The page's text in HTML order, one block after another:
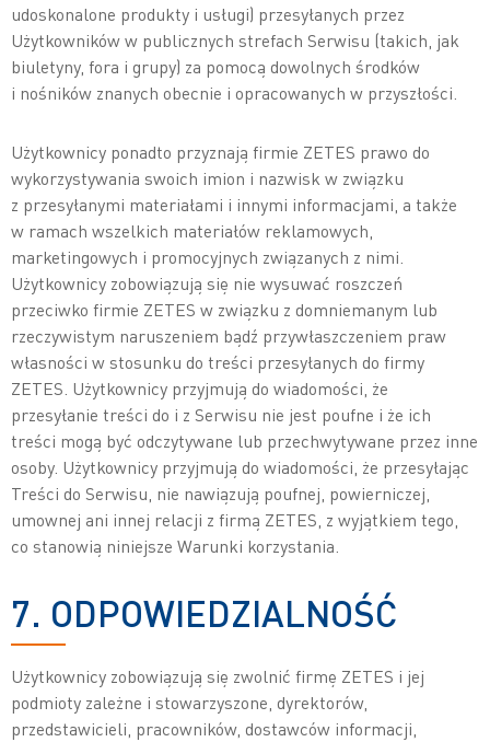
udoskonalone produkty i usługi) przesyłanych przez
Użytkowników w publicznych strefach Serwisu (takich, jak
biuletyny, fora i grupy) za pomocą dowolnych środków
i nośników znanych obecnie i opracowanych w przyszłości.
Użytkownicy ponadto przyznają firmie ZETES prawo do
wykorzystywania swoich imion i nazwisk w związku
z przesyłanymi materiałami i innymi informacjami, a także
w ramach wszelkich materiałów reklamowych,
marketingowych i promocyjnych związanych z nimi.
Użytkownicy zobowiązują się nie wysuwać roszczeń
przeciwko firmie ZETES w związku z domniemanym lub
rzeczywistym naruszeniem bądź przywłaszczeniem praw
własności w stosunku do treści przesyłanych do firmy
ZETES. Użytkownicy przyjmują do wiadomości, że
przesyłanie treści do i z Serwisu nie jest poufne i że ich
treści mogą być odczytywane lub przechwytywane przez inne
osoby. Użytkownicy przyjmują do wiadomości, że przesyłając
Treści do Serwisu, nie nawiązują poufnej, powierniczej,
umownej ani innej relacji z firmą ZETES, z wyjątkiem tego,
co stanowią niniejsze Warunki korzystania.
7. ODPOWIEDZIALNOŚĆ
Użytkownicy zobowiązują się zwolnić firmę ZETES i jej
podmioty zależne i stowarzyszone, dyrektorów,
przedstawicieli, pracowników, dostawców informacji,